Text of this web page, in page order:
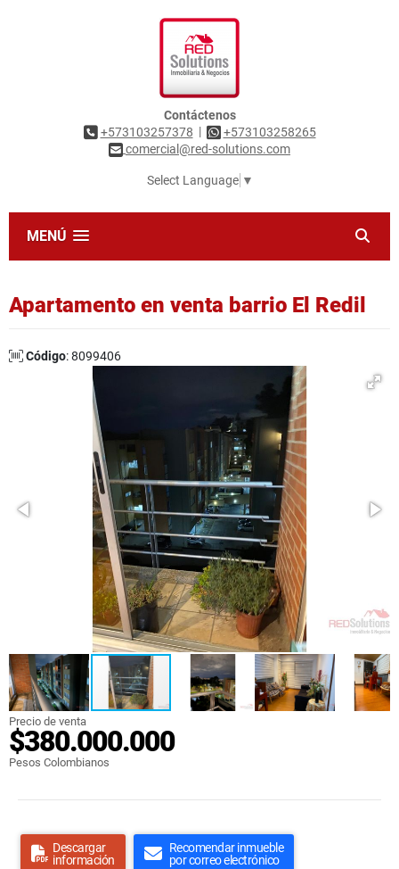
Contáctenos
+573103257378 |
+573103258265
comercial@red-solutions.com
Select Language ▼
MENÚ
Apartamento en venta barrio El Redil
Código: 8099406
Precio de venta
$380.000.000
Pesos Colombianos
Descargar
información
Recomendar inmueble
por correo electrónico